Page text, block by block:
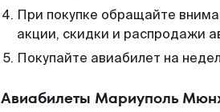
При покупке обращайте
акции, скидки и распродажи
Покупайте авиабилет на
Авиабилеты Мариуполь